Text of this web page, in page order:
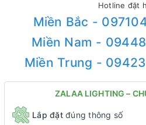
Hotline đặt
Miền Bắc -
Miền Nam -
Miền Trung -
ZALAA LIGHTING –
Lắp đặtđúng thông số